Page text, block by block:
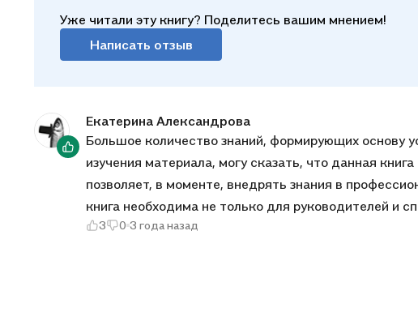
Уже читали эту книгу? Поделитесь вашим мнением!
Написать отзыв
Екатерина Александрова
Большое количество знаний, формирующих основу
изучения материала, могу сказать, что данная
позволяет, в моменте, внедрять знания в
книга необходима не только для руководителей и
опыт, но и пригодится для повседневной жизни.
3 0 3 года назад